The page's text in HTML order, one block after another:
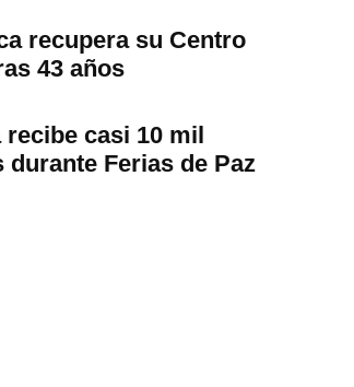
recupera su Centro
43 años
recibe casi 10 mil
durante Ferias de Paz